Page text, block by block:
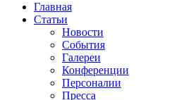
Главная
Статьи
Новости
События
Галереи
Конференции
Персоналии
Пресса